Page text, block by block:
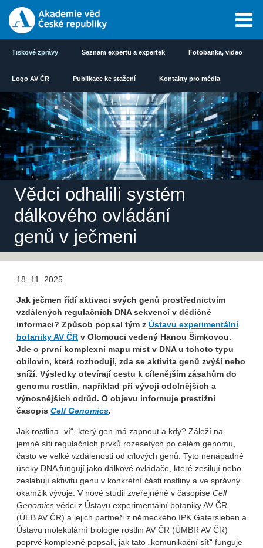
Tiskové zprávy Seznam expertů a expertek Fotobanka, video
Logo AV ČR Publikace ke stažení Kontakty pro média
Vědci odhalili systém
dálkového ovládání
genů v ječmeni
18. 11. 2025
Jak ječmen řídí aktivaci svých genů prostřednictvím
vzdálených regulačních DNA sekvencí v dědičné
informaci? Způsob popsal tým z Ústavu experimentální
botaniky AV ČR v Olomouci vedený Hanou Šimkovou.
Jde o první komplexní mapu míst v DNA u tohoto typu
obilovin, která rozhodují, zda se aktivita genů zvýší nebo
sníží. Výsledky otevírají cestu k cílenějším zásahům do
genomu rostlin, například při vývoji odolnějších a
výnosnějších odrůd. O objevu informuje prestižní
časopis Cell Genomics.
Jak rostlina „ví“, který gen má zapnout a kdy? Záleží na
jemné síti regulačních prvků rozesetých po celém genomu,
často ve velké vzdálenosti od cílových genů. Tyto nenápadné
úseky DNA fungují jako dálkové ovládače, které zesilují nebo
zeslabují aktivitu genu v konkrétní části rostliny a ve správný
okamžik vývoje. V nové studii zveřejněné v časopise Cell
Genomics vědci z Ústavu experimentální botaniky AV ČR
(ÚEB AV ČR) a jejich partneři z německého IPK Gatersleben a
Ústavu molekulární biologie rostlin AV ČR (ÚMBR AV ČR)
poprvé komplexně popsali, jak tato „komunikační síť“ funguje